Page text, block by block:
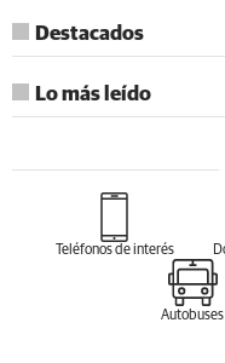
Destacados
Lo más leído
Teléfonos de interés
Autobuses